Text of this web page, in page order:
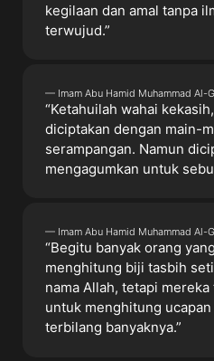
kegilaan dan amal tanpa
terwujud.”
— Imam Abu Hamid Muhammad Al-
“Ketahuilah wahai
diciptakan dengan main-
serampangan. Namun
mengagumkan untuk
— Imam Abu Hamid Muhammad Al-
“Begitu banyak orang
menghitung biji tasbih
nama Allah, tetapi
untuk menghitung
terbilang banyaknya.”